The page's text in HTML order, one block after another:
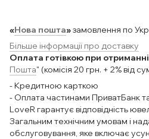
«Нова пошта»замовлення по
Більше інформації про доставку
Оплата готівкою при отриманні
Пошта" (комісія 20 грн. + 2% від
- Кредитною карткою
- Оплата частинами ПриватБанк
LoveR гарантує відповідність
Загальним технічним умовам і
обслуговування, яке включає